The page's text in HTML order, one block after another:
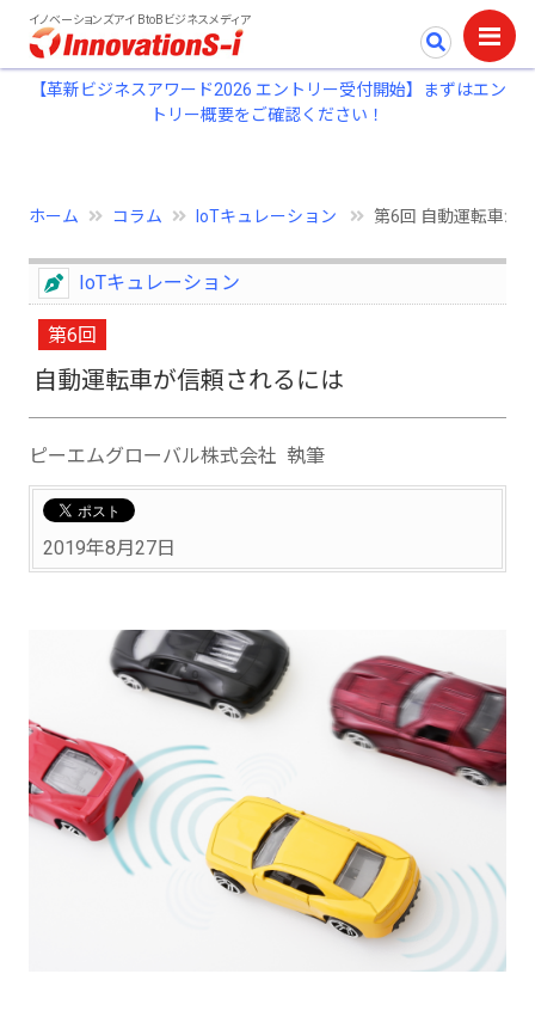
イノベーションズアイ BtoBビジネスメディア
【革新ビジネスアワード2026 エントリー受付開始】まずはエン
トリー概要をご確認ください！
ホーム コラム IoTキュレーション 第6回 自動運転車が
IoTキュレーション
第6回
自動運転車が信頼されるには
ピーエムグローバル株式会社 執筆
2019年8月27日